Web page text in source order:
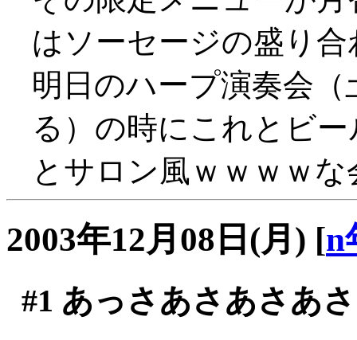
はソーセージの盛り合
明日のハープ演奏会
る）の時にこれとビ
とサロン風ｗｗｗｗ
2003年12月08日(月) [n
#1 あっさあさあさあさ